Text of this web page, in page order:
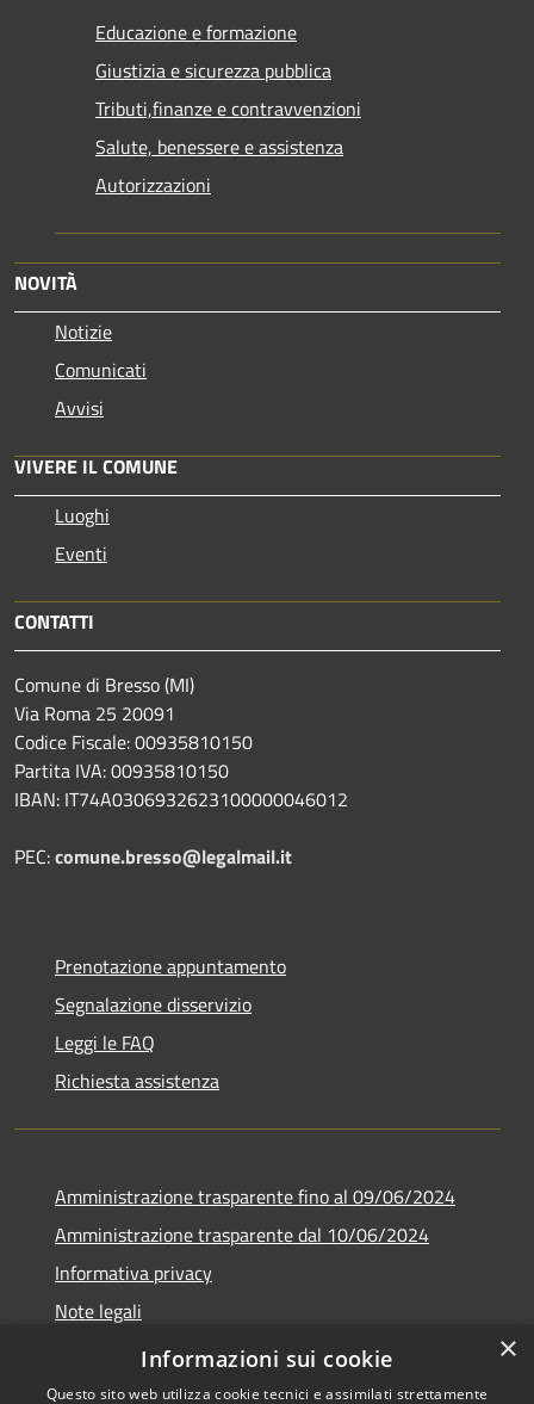
Educazione e formazione
Giustizia e sicurezza pubblica
Tributi,finanze e contravvenzioni
Salute, benessere e assistenza
Autorizzazioni
NOVITÀ
Notizie
Comunicati
Avvisi
VIVERE IL COMUNE
Luoghi
Eventi
CONTATTI
Comune di Bresso (MI)
Via Roma 25 20091
Codice Fiscale: 00935810150
Partita IVA: 00935810150
IBAN: IT74A0306932623100000046012
PEC:comune.bresso@legalmail.it
Prenotazione appuntamento
Segnalazione disservizio
Leggi le FAQ
Richiesta assistenza
Amministrazione trasparente fino al 09/06/2024
Amministrazione trasparente dal 10/06/2024
Informativa privacy
Note legali
Dichiarazione di accessibilità
×
Informazioni sui cookie
Questo sito web utilizza cookie tecnici e assimilati strettamente